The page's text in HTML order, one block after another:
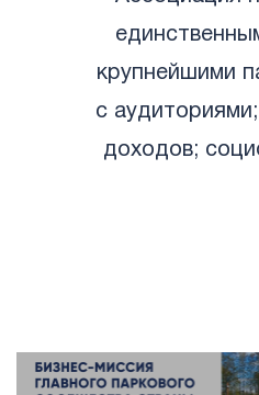
крупнейшими
с
доходов;